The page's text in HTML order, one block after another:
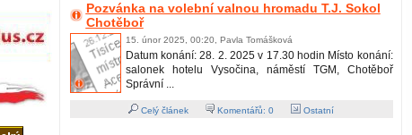
Pozvánka na volební valnou hromadu T.J. Sokol
Chotěboř
15. únor 2025, 00:20, Pavla Tomášková
Datum konání: 28. 2. 2025 v 17.30 hodin Místo konání:
salonek hotelu Vysočina, náměstí TGM, Chotěboř
Správní ...
Celý článek Komentářů: 0 Ostatní